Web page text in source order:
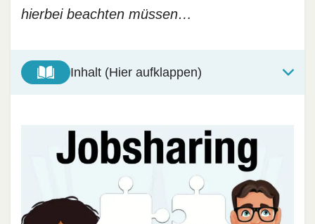
hierbei beachten müssen…
Inhalt (Hier aufklappen)